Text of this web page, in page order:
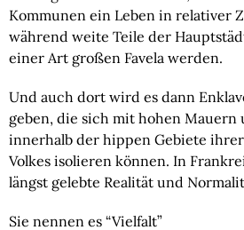
Kommunen ein Leben in relativer
während weite Teile der
einer Art großen Favela werden.
Und auch dort wird es dann
geben, die sich mit hohen Mauern
innerhalb der hippen Gebiete ihrer
Volkes isolieren können. In
längst gelebte Realität und
Sie nennen es “Vielfalt”